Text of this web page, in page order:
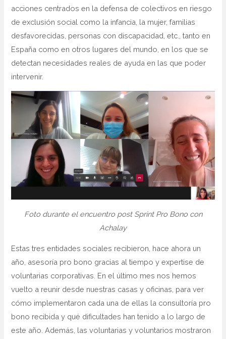
acciones centrados en la defensa de colectivos en riesgo
de exclusión social como la infancia, la mujer, familias
desfavorecidas, personas con discapacidad, etc., tanto en
España como en otros lugares del mundo, en los que se
detectan necesidades reales de ayuda en las que poder
intervenir.
Foto durante el encuentro post Sprint Pro Bono con
Achalay
Estas tres entidades sociales recibieron, hace ahora un
año, asesoría pro bono gracias al tiempo y expertise de
voluntarias corporativas. En el último mes nos hemos
vuelto a reunir desde nuestras casas y oficinas, para ver
cómo implementaron cada una de ellas la consultoría pro
bono recibida y qué dificultades han tenido a lo largo de
este año. Además, las voluntarias y voluntarios mostraron